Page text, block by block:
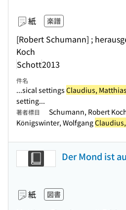
紙 楽譜
[Robert Schumann] ;
Koch
Schott2013
件名
...sical settings Claudius, Matthias
setting...
著者標目
Schumann, Robert
Königswinter, Wolfgang
Der Mond ist
紙 図書